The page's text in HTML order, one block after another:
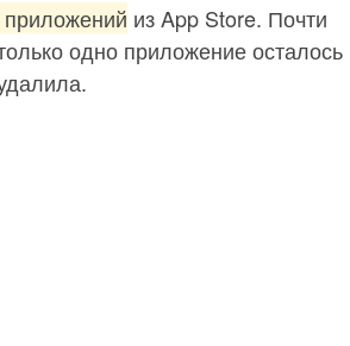
приложений из App Store. Почти
одно приложение осталось